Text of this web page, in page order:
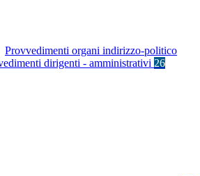
Provvedimenti organi indirizzo-politico
dirigenti - amministrativi 26